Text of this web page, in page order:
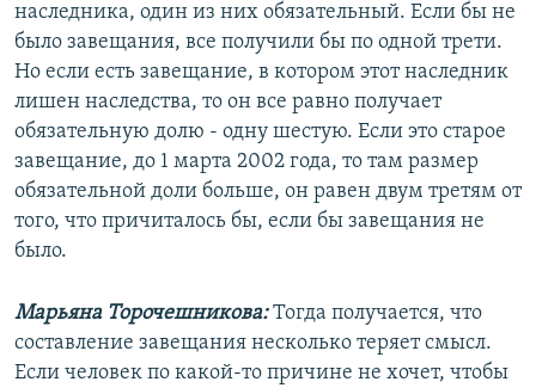
наследника, один из них обязательный. Если бы не
было завещания, все получили бы по одной трети.
Но если есть завещание, в котором этот наследник
лишен наследства, то он все равно получает
обязательную долю - одну шестую. Если это старое
завещание, до 1 марта 2002 года, то там размер
обязательной доли больше, он равен двум третям от
того, что причиталось бы, если бы завещания не
было.
Марьяна Торочешникова:Тогда получается, что
составление завещания несколько теряет смысл.
Если человек по какой-то причине не хочет, чтобы